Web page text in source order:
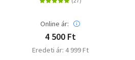
Online ár:
4 500 Ft
Eredeti ár: 4 999 Ft